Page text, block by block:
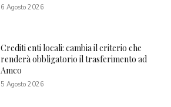
6 Agosto 2026
Crediti enti locali: cambia il criterio che
renderà obbligatorio il trasferimento ad
Amco
5 Agosto 2026